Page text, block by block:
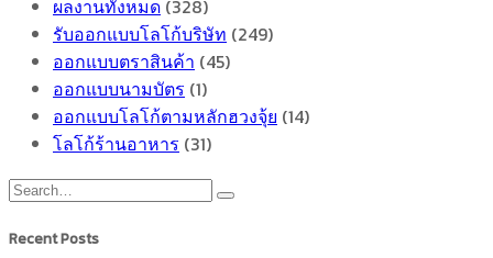
ผลงานทั้งหมด (328)
รับออกแบบโลโก้บริษัท (249)
ออกแบบตราสินค้า (45)
ออกแบบนามบัตร (1)
ออกแบบโลโก้ตามหลักฮวงจุ้ย (14)
โลโก้ร้านอาหาร (31)
Recent Posts